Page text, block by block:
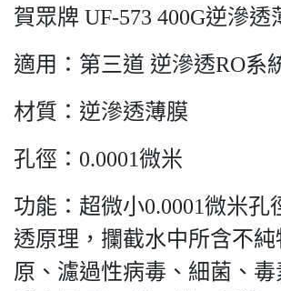
賀眾牌 UF-573 400G逆滲透
適用：第三道 逆滲透RO系
材質：逆滲透薄膜
孔徑：0.0001微米
功能：超微小0.0001微米孔
透原理，攔截水中所含不
原、濾過性病毒、細菌、